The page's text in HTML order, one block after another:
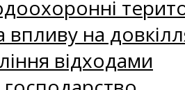
впливу на
відходами